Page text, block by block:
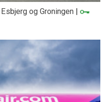
og Groningen |